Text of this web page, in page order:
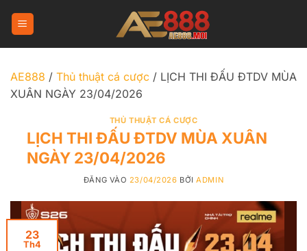
qua
AE888 / Thủ thuật cá cược / LỊCH THI ĐẤU ĐTDV MÙA
XUÂN NGÀY 23/04/2026
THỦ THUẬT CÁ CƯỢC
LỊCH THI ĐẤU ĐTDV MÙA XUÂN
NGÀY 23/04/2026
ĐĂNG VÀO 23/04/2026 BỞIADMIN
23
Th4